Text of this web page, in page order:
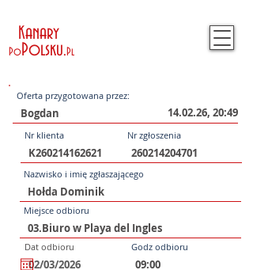
Kanary
PoPolsku.Pl
Oferta przygotowana przez:
14.02.26, 20:49
Nr klienta Nr zgłoszenia
Nazwisko i imię zgłaszającego
Miejsce odbioru
Dat odbioru Godz odbioru